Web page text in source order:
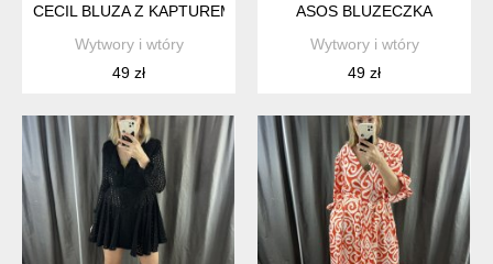
CECIL BLUZA Z KAPTUREM
Wytwory i wtóry
49 zł
ASOS BLUZECZKA
Wytwory i wtóry
49 zł